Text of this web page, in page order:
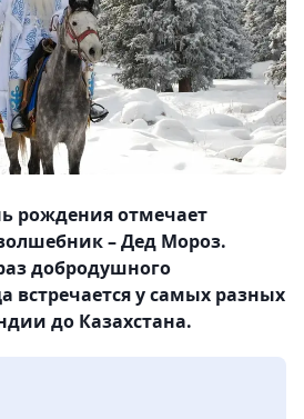
рождения отмечает
– Дед Мороз.
добродушного
встречается у самых разных
до Казахстана.